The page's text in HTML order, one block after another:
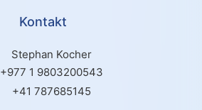
Kontakt
Stephan Kocher
+977 1 9803200543
+41 787685145